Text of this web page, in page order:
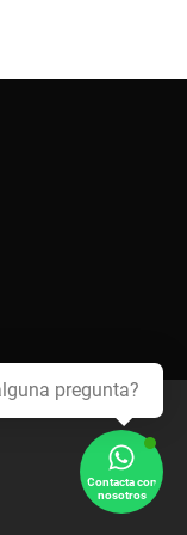
Contacta con
nosotros
pregunta?